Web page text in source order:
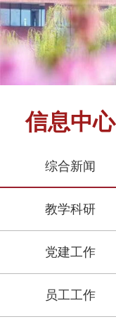
信息中心
综合新闻
教学科研
党建工作
员工工作